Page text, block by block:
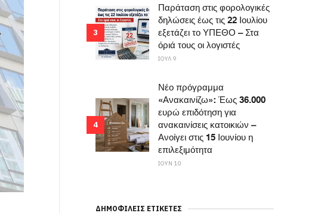
3
Παράταση στις φορολογικές
δηλώσεις έως τις 22 Ιουλίου
εξετάζει το ΥΠΕΘΟ – Στα
όριά τους οι λογιστές
ΙΟΥΛ 9
4
Νέο πρόγραμμα
«Ανακαινίζω»: Έως 36.000
ευρώ επιδότηση για
ανακαινίσεις κατοικιών –
Ανοίγει στις 15 Ιουνίου η
επιλεξιμότητα
ΙΟΥΝ 10
ΔΗΜΟΦΙΛΕΊΣ ΕΤΙΚΈΤΕΣ